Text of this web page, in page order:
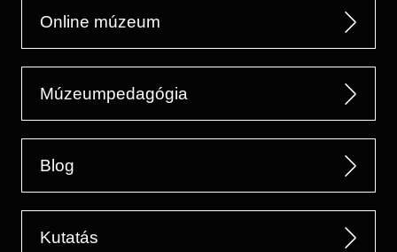
Online múzeum
Múzeumpedagógia
Blog
Kutatás